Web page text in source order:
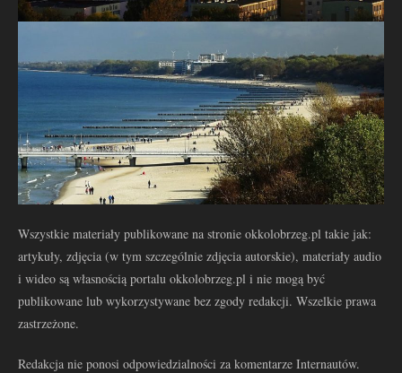
Wszystkie materiały publikowane na stronie okkolobrzeg.pl takie jak:
artykuły, zdjęcia (w tym szczególnie zdjęcia autorskie), materiały audio
i wideo są własnością portalu okkolobrzeg.pl i nie mogą być
publikowane lub wykorzystywane bez zgody redakcji. Wszelkie prawa
zastrzeżone.
Redakcja nie ponosi odpowiedzialności za komentarze Internautów.